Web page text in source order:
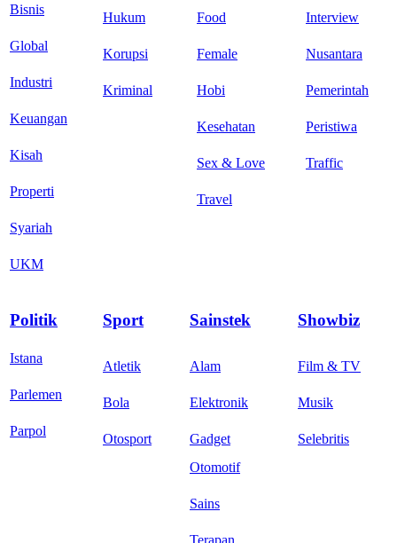
Bisnis
Hukum Food
Interview
Global
Korupsi Female
Nusantara
Industri
Kriminal Hobi
Pemerintah
Keuangan
Kesehatan
Peristiwa
Kisah
Sex & Love
Traffic
Properti
Travel
Syariah
UKM
Politik Sport Sainstek Showbiz
Istana
Atletik Alam
Film & TV
Parlemen
Bola Elektronik
Musik
Parpol
Otosport Gadget
Selebritis
Otomotif
Sains
Terapan